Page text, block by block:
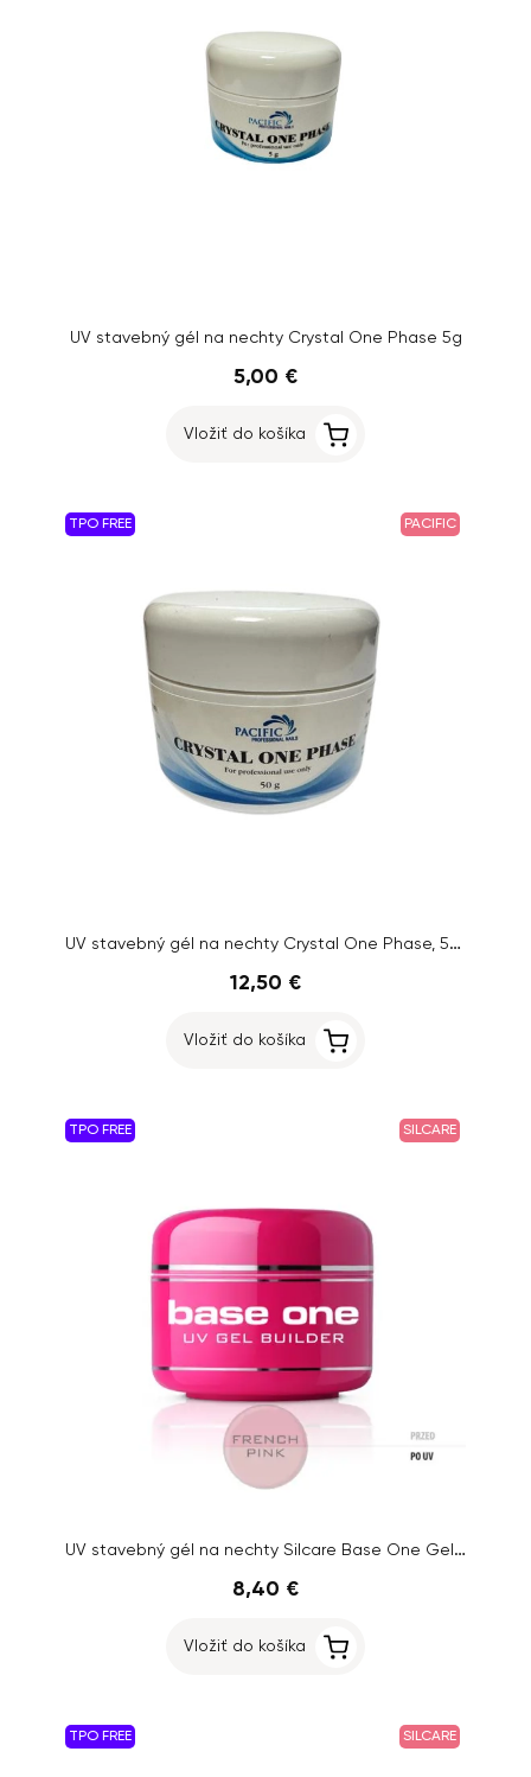
UV stavebný gél na nechty Crystal One Phase 5g
5,00 €
Vložiť do košíka
TPO FREE PACIFIC
UV stavebný gél na nechty Crystal One Phase, 50g
12,50 €
Vložiť do košíka
TPO FREE SILCARE
UV stavebný gél na nechty Silcare Base One Gel – French Pink, 15g
8,40 €
Vložiť do košíka
TPO FREE SILCARE